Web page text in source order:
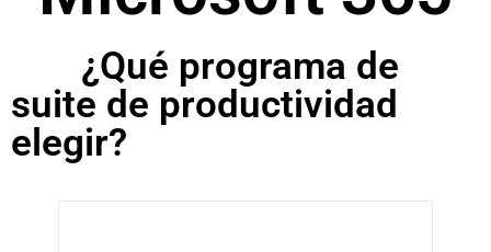
¿Qué programa de
suite de productividad
elegir?